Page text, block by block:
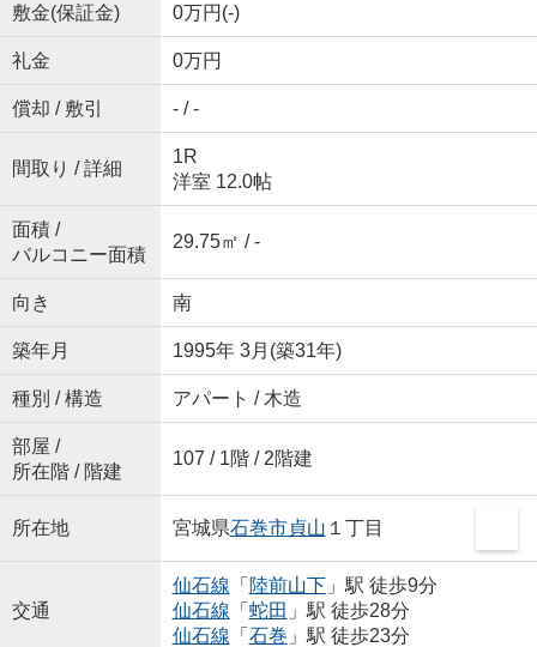
敷金(保証金) 0万円(-)
礼金 0万円
償却 / 敷引 - / -
間取り / 詳細
1R
洋室 12.0帖
面積 /
バルコニー面積
29.75㎡ / -
向き 南
築年月 1995年 3月(築31年)
種別 / 構造 アパート / 木造
部屋 /
所在階 / 階建
107 / 1階 / 2階建
所在地 宮城県石巻市貞山 １丁目
交通
仙石線 「 陸前山下」駅 徒歩9分
仙石線 「 蛇田 」駅 徒歩28分
仙石線 「 石巻 」駅 徒歩23分